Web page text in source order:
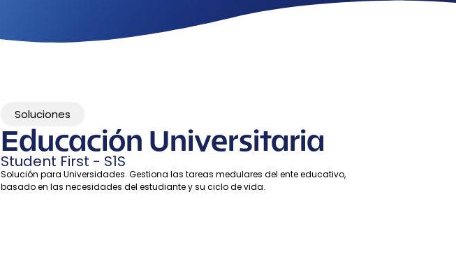
Soluciones
Educación Universitaria
Student First - S1S
Solución para Universidades. Gestiona las tareas medulares del ente educativo,
basado en las necesidades del estudiante y su ciclo de vida.